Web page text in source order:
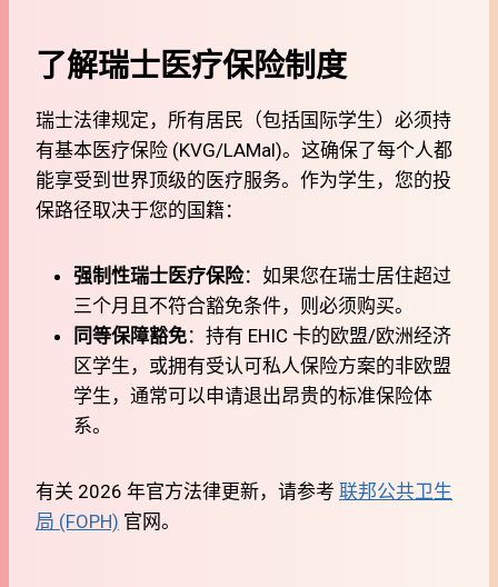
了解瑞士医疗保险制度
瑞士法律规定，所有居民（包括国际学生）必须持
有基本医疗保险 (KVG/LAMal)。这确保了每个人都
能享受到世界顶级的医疗服务。作为学生，您的投
保路径取决于您的国籍：
强制性瑞士医疗保险：如果您在瑞士居住超过
三个月且不符合豁免条件，则必须购买。
同等保障豁免：持有 EHIC 卡的欧盟/欧洲经济
区学生，或拥有受认可私人保险方案的非欧盟
学生，通常可以申请退出昂贵的标准保险体
系。
有关 2026 年官方法律更新，请参考 联邦公共卫生
局 (FOPH) 官网。